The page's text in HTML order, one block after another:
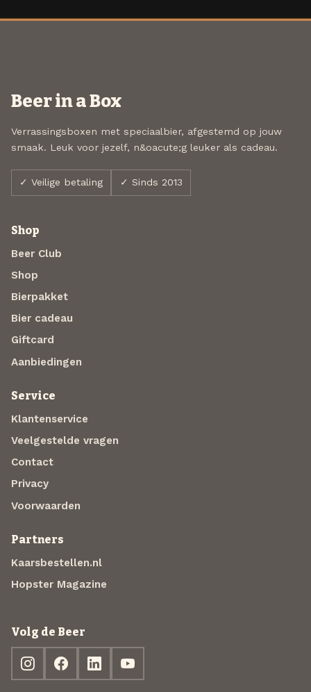
Beer in a Box
Verrassingsboxen met speciaalbier, afgestemd op jouw
smaak. Leuk voor jezelf, n&oacute;g leuker als cadeau.
✓ Veilige betaling ✓ Sinds 2013
Shop
Beer Club
Shop
Bierpakket
Bier cadeau
Giftcard
Aanbiedingen
Service
Klantenservice
Veelgestelde vragen
Contact
Privacy
Voorwaarden
Partners
Kaarsbestellen.nl
Hopster Magazine
Volg de Beer